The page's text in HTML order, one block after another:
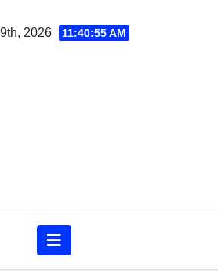
2026 11:40:56 AM